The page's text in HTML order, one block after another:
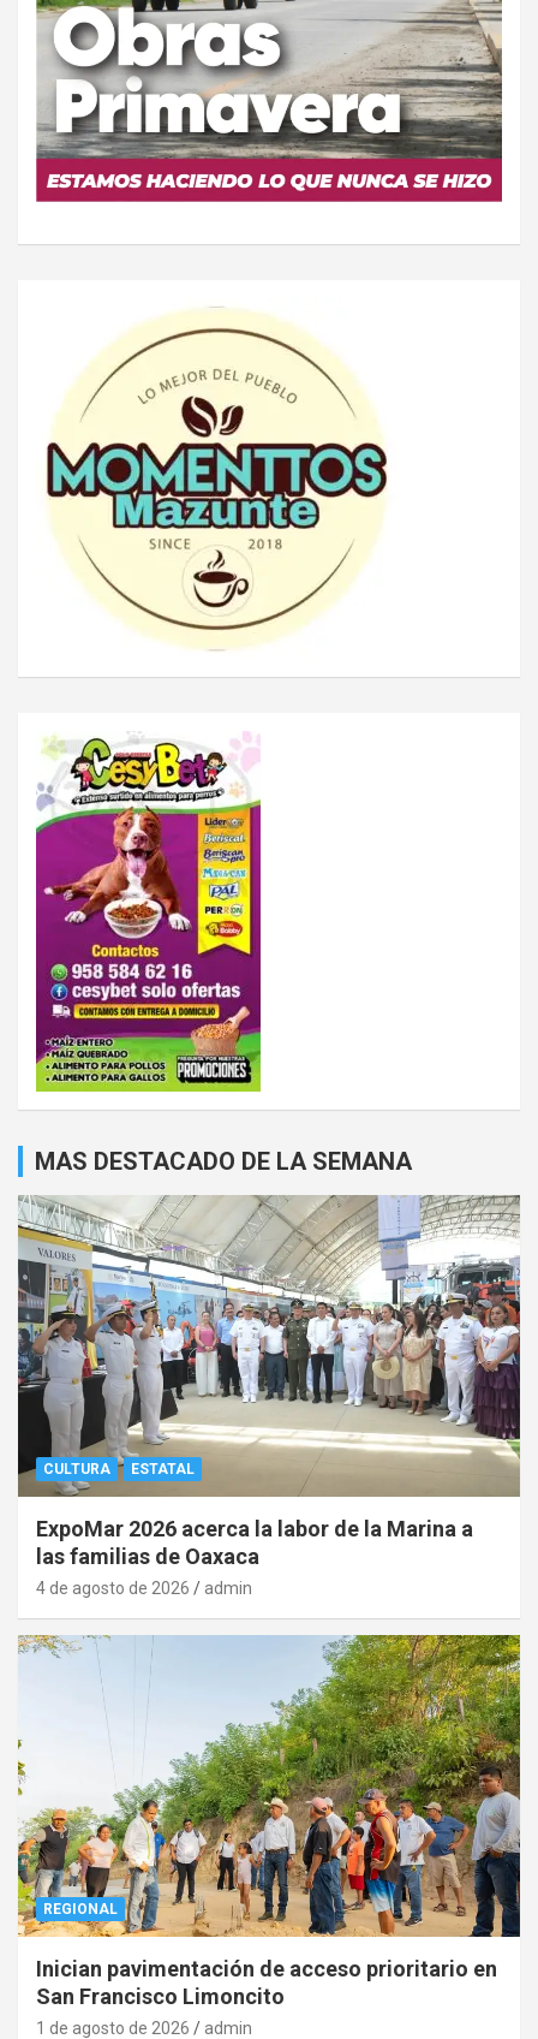
MAS DESTACADO DE LA SEMANA
CULTURA ESTATAL
ExpoMar 2026 acerca la labor de la Marina a
las familias de Oaxaca
4 de agosto de 2026 admin
REGIONAL
Inician pavimentación de acceso prioritario en
San Francisco Limoncito
1 de agosto de 2026 admin